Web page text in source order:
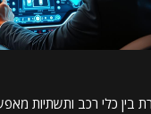
בין כלי רכב ותשתיות